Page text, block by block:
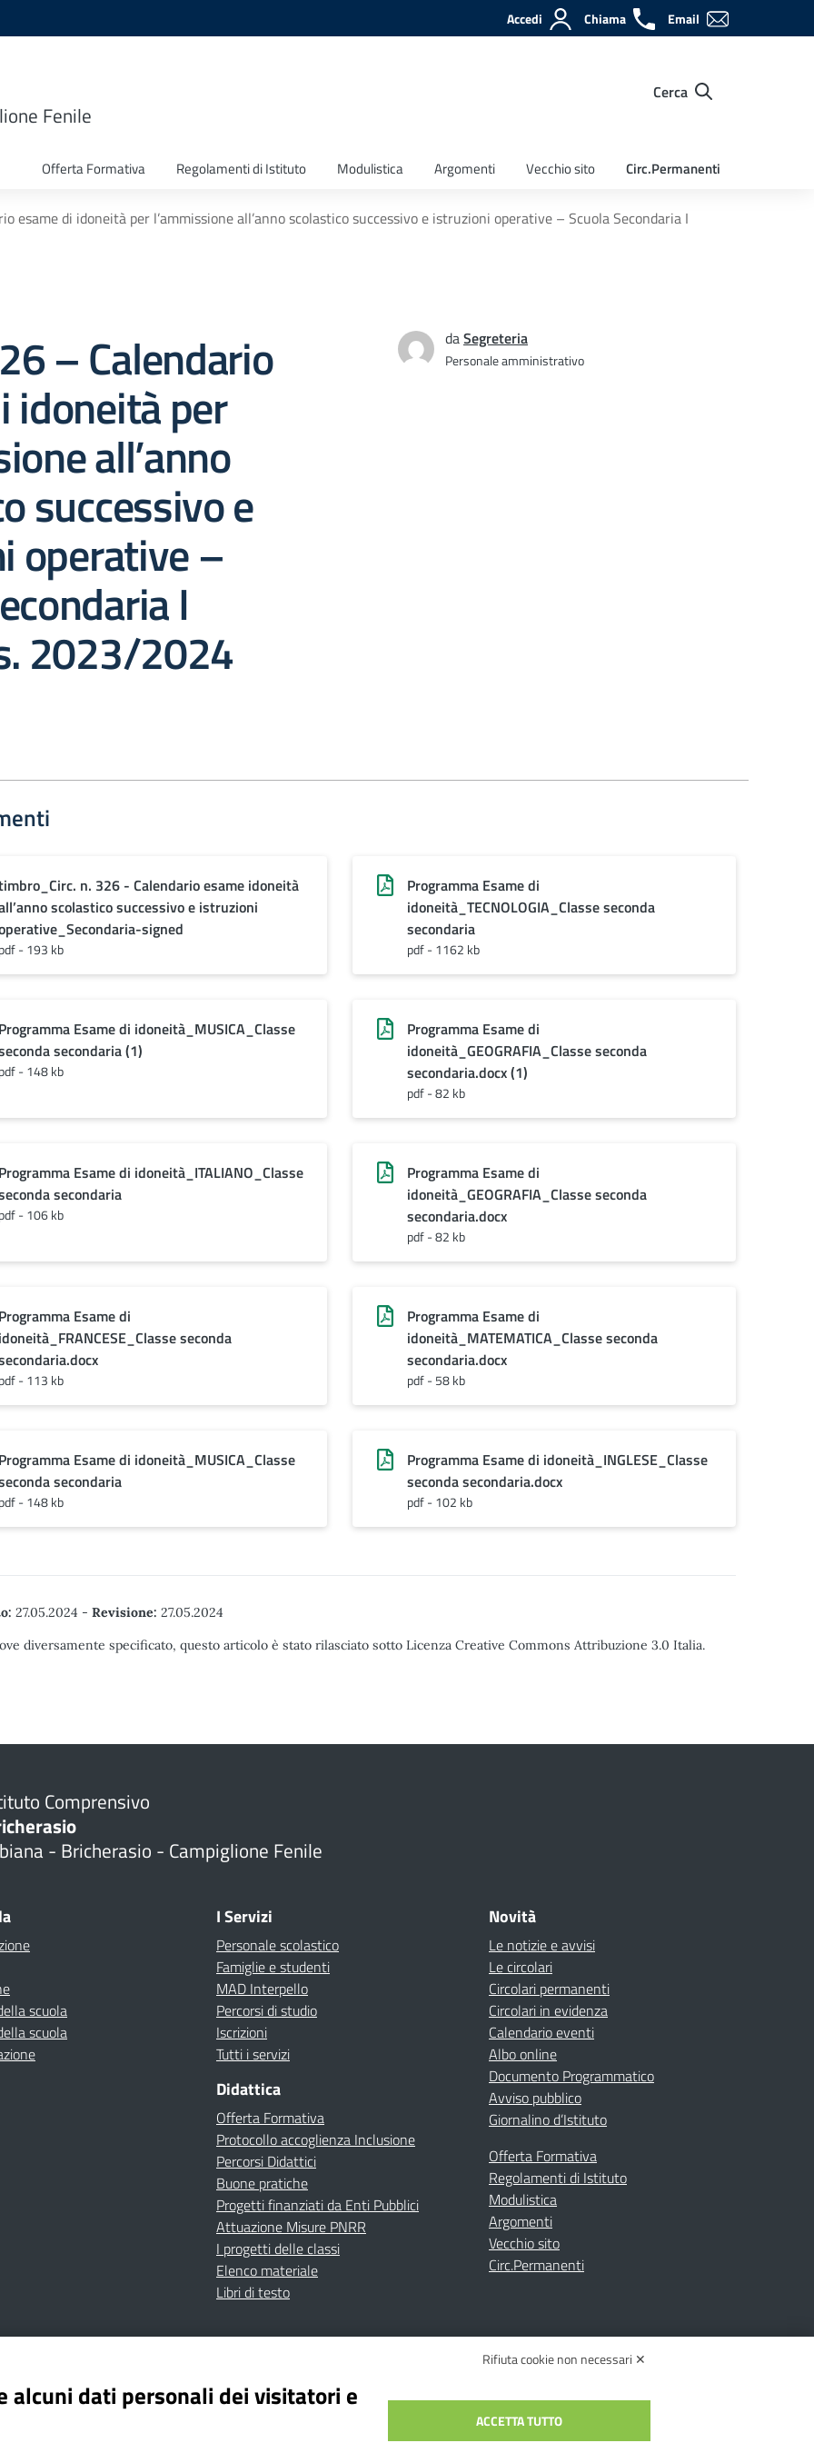
Accedi Chiama Email
Fenile
Cerca
Offerta Formativa Regolamenti di Istituto Modulistica Argomenti Vecchio sito Circ.Permanenti
esame di idoneità per l’ammissione all’anno scolastico successivo e istruzioni operative – Scuola Secondaria I
– Calendario
idoneità per
all’anno
successivo e
operative –
I
2023/2024
daSegreteria
Personale amministrativo
n. 326 - Calendario esame idoneità
scolastico successivo e istruzioni
signed
- 193 kb
Programma Esame di
idoneità_TECNOLOGIA_Classe seconda
secondaria
pdf - 1162 kb
Esame di idoneità_MUSICA_Classe
secondaria (1)
- 148 kb
Programma Esame di
idoneità_GEOGRAFIA_Classe seconda
secondaria.docx (1)
pdf - 82 kb
Esame di idoneità_ITALIANO_Classe
secondaria
- 106 kb
Programma Esame di
idoneità_GEOGRAFIA_Classe seconda
secondaria.docx
pdf - 82 kb
Esame di
seconda
- 113 kb
Programma Esame di
idoneità_MATEMATICA_Classe seconda
secondaria.docx
pdf - 58 kb
Esame di idoneità_MUSICA_Classe
secondaria
- 148 kb
Programma Esame di idoneità_INGLESE_Classe
seconda secondaria.docx
pdf - 102 kb
27.05.2024 - Revisione: 27.05.2024
diversamente specificato, questo articolo è stato rilasciato sotto Licenza Creative Commons Attribuzione 3.0 Italia.
Comprensivo
- Bricherasio - Campiglione Fenile
scuola
scuola
I Servizi
Personale scolastico
Famiglie e studenti
MAD Interpello
Percorsi di studio
Iscrizioni
Tutti i servizi
Didattica
Offerta Formativa
Protocollo accoglienza Inclusione
Percorsi Didattici
Buone pratiche
Progetti finanziati da Enti Pubblici
Attuazione Misure PNRR
I progetti delle classi
Elenco materiale
Libri di testo
Novità
Le notizie e avvisi
Le circolari
Circolari permanenti
Circolari in evidenza
Calendario eventi
Albo online
Documento Programmatico
Avviso pubblico
Giornalino d’Istituto
Offerta Formativa
Regolamenti di Istituto
Modulistica
Argomenti
Vecchio sito
Circ.Permanenti
Dichiarazione di accessibilitàContattiNote Legali
Rifiuta cookie non necessari ✕
alcuni dati personali dei visitatori e
ACCETTA TUTTO